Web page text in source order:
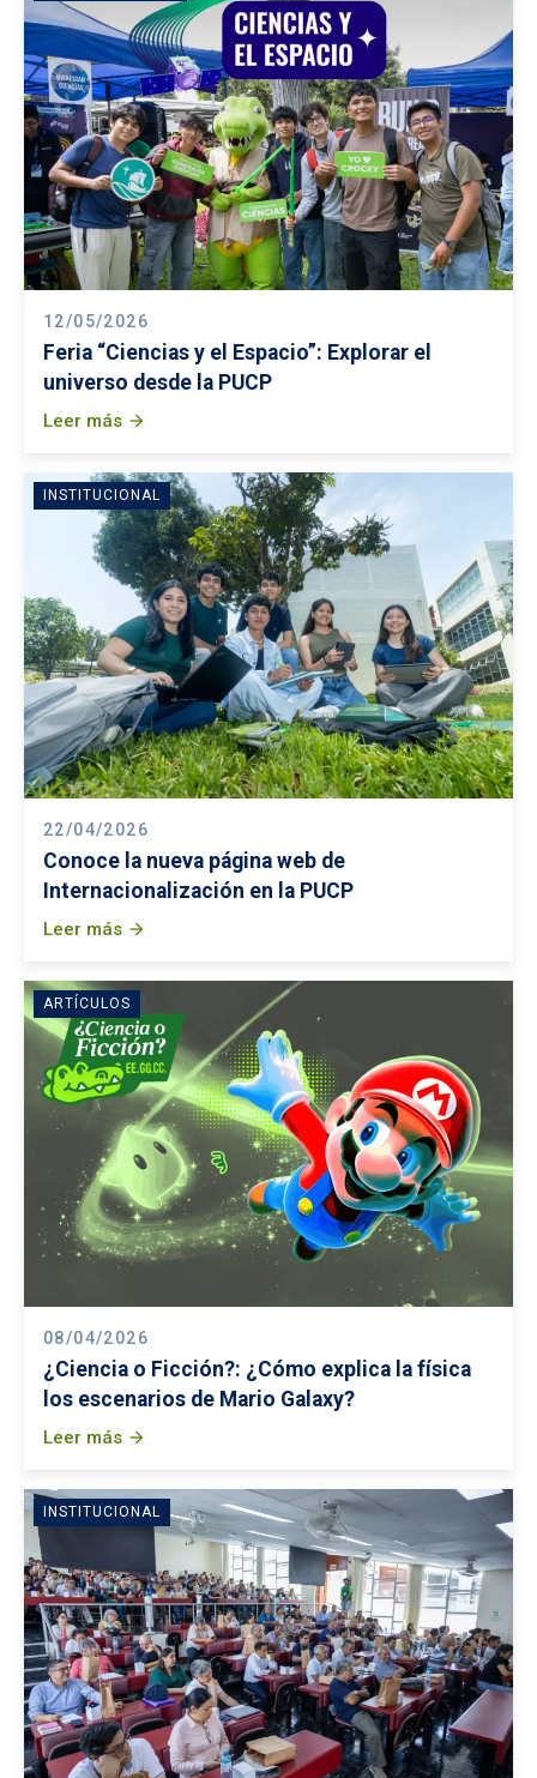
12/05/2026
Feria “Ciencias y el Espacio”: Explorar el
universo desde la PUCP
Leer más arrow_forward
INSTITUCIONAL
22/04/2026
Conoce la nueva página web de
Internacionalización en la PUCP
Leer más arrow_forward
ARTÍCULOS
08/04/2026
¿Ciencia o Ficción?: ¿Cómo explica la física
los escenarios de Mario Galaxy?
Leer más arrow_forward
INSTITUCIONAL